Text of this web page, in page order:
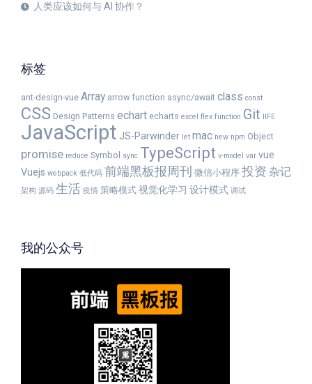
人类应该如何与 AI 协作？
标签
ant-design-vue Array arrow function async/await class const
CSS Design Patterns echart echarts excel flex function Git IIFE
JavaScript JS-Parwinder let mac new npm Object
promise reduce Symbol sync TypeScript v-model var vue
Vuejs webpack 低代码 前端黑板报周刊 微信小程序 投资 杂记
架构 源码 生活 疫情 策略模式 视觉化学习 设计模式 调试
我的公众号